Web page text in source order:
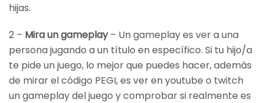
hijas.
2 – Mira un gameplay– Un gameplay es ver a una
persona jugando a un título en específico. Si tu hijo/a
te pide un juego, lo mejor que puedes hacer, además
de mirar el código PEGI, es ver en youtube o twitch
un gameplay del juego y comprobar si realmente es